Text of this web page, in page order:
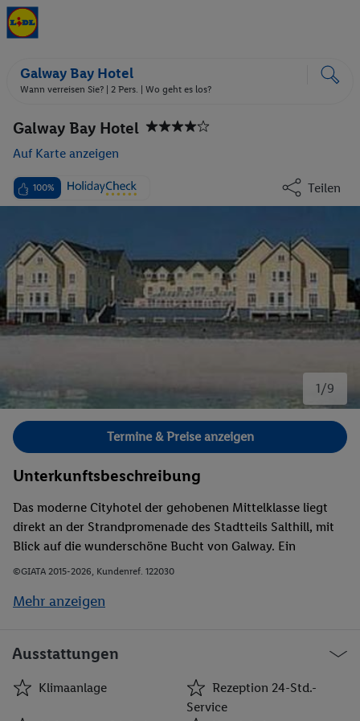
Galway Bay Hotel
Wann verreisen Sie? | 2 Pers. | Wo geht es los?
Galway Bay Hotel
Auf Karte anzeigen
100% Teilen
1/9
Bild 1 von 9.
Termine & Preise anzeigen
Unterkunftsbeschreibung
Das moderne Cityhotel der gehobenen Mittelklasse liegt
direkt an der Strandpromenade des Stadtteils Salthill, mit
Blick auf die wunderschöne Bucht von Galway. Ein
Sandstrand und das Meer liegen unmittelbar vor dem
vielfältige Einkaufsmöglichkeiten. Eine Haltestelle der
©GIATA 2015-2026, Kundenref. 122030
Mehr anzeigen
Ausstattungen
Klimaanlage
Rezeption 24-Std.-
Service